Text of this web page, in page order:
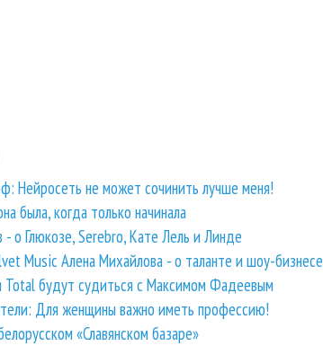
Нейросеть не может сочинить лучше меня!
была, когда только начинала
о Глюкозе, Serebro, Кате Лель и Линде
Music Алена Михайлова - о таланте и шоу-бизнесе
Total будут судиться с Максимом Фадеевым
Для женщины важно иметь профессию!
«Славянском базаре»